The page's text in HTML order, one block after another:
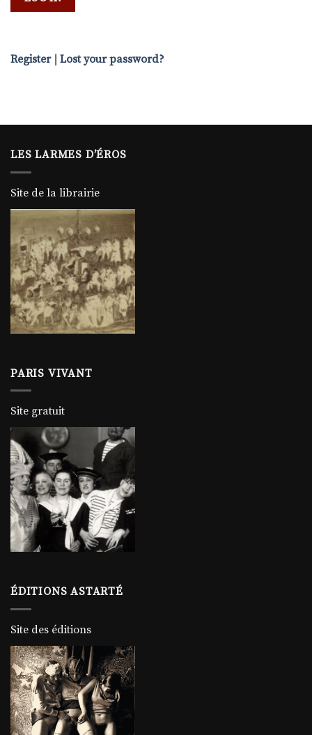
Register Lost your password?
LES LARMES D’ÉROS
Site de la librairie
PARIS VIVANT
Site gratuit
ÉDITIONS ASTARTÉ
Site des éditions